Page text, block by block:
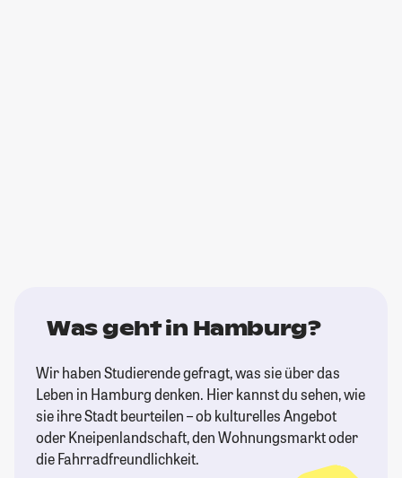
Was geht in Hamburg?
Wir haben Studierende gefragt, was sie über das
Leben in Hamburg denken. Hier kannst du sehen, wie
sie ihre Stadt beurteilen – ob kulturelles Angebot
oder Kneipenlandschaft, den Wohnungsmarkt oder
die Fahrradfreundlichkeit.